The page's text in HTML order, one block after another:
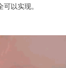
以实现。